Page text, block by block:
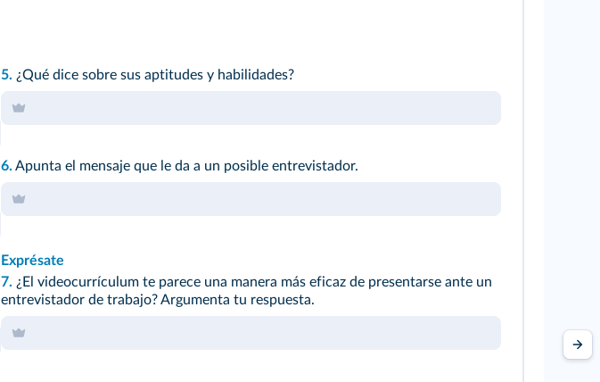
5. ¿Qué dice sobre sus aptitudes y habilidades?
6. Apunta el mensaje que le da a un posible entrevistador.
Exprésate
7. ¿El videocurrículum te parece una manera más eficaz de presentarse ante un
entrevistador de trabajo? Argumenta tu respuesta.